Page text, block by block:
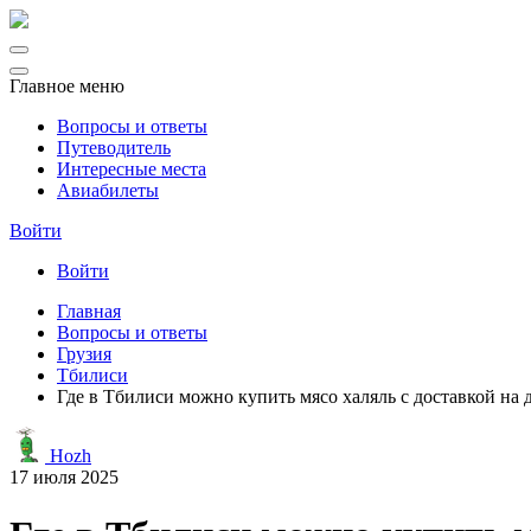
Главное меню
Вопросы и ответы
Путеводитель
Интересные места
Авиабилеты
Войти
Войти
Главная
Вопросы и ответы
Грузия
Тбилиси
Где в Тбилиси можно купить мясо халяль с доставкой на
Hozh
17 июля 2025